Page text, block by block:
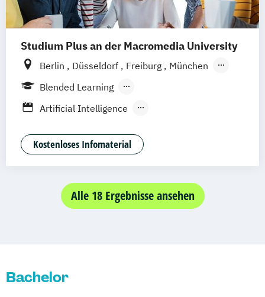
(DE/EN)
Medien- und Werbepsychologie
Musikmanagement
Sportjournalismus
Studium Plus an der Macromedia University
Berlin Düsseldorf Freiburg
München
Stuttgart
Frankfurt am Main
Blended Learning
Berufsbegleitendes Präsenzstudium
Artificial Intelligence
Medien- und Kommunikationsmanagement
Kostenloses Infomaterial
Alle 18 Ergebnisse ansehen
Bachelor